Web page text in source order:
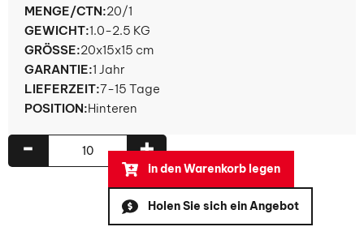
MENGE/CTN:20/1
GEWICHT:1.0-2.5 KG
GRÖSSE: 20x15x15 cm
GARANTIE:1 Jahr
LIEFERZEIT:7-15 Tage
POSITION:Hinteren
+
-
in den Warenkorb legen
Holen Sie sich ein Angebot